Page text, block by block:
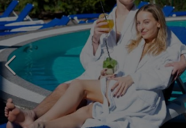
Iepatikās šis
Līdz brīnišķīgai atpūtai
PĒRKU